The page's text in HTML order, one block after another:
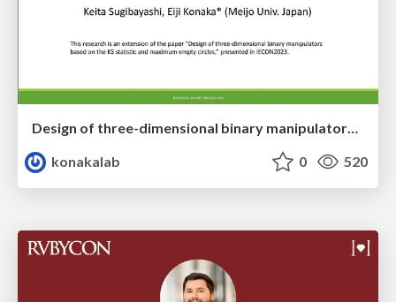
Design of three-dimensional binary manipulators for pick-and-place task avoiding obstacles (IECON2024)
konakalab
0 520